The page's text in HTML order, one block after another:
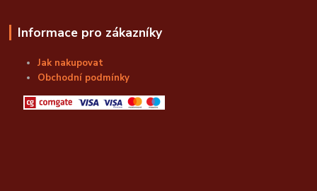
Informace pro zákazníky
Jak nakupovat
Obchodní podmínky